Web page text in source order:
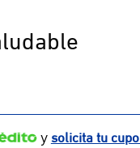
ysolicita tu